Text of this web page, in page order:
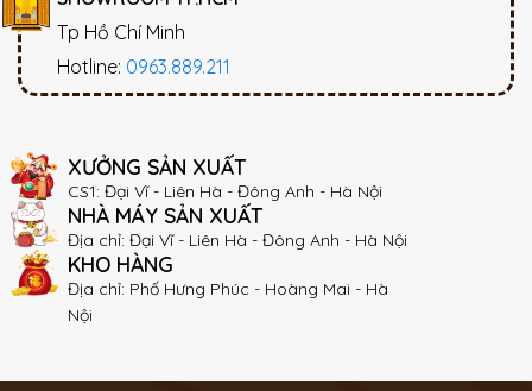
Tp Hồ Chí Minh
Hotline: 0963.889.211
XƯỞNG SẢN XUẤT
CS1: Đại Vĩ - Liên Hà - Đông Anh - Hà Nội
NHÀ MÁY SẢN XUẤT
Địa chỉ: Đại Vĩ - Liên Hà - Đông Anh - Hà Nội
KHO HÀNG
Địa chỉ: Phố Hưng Phúc - Hoàng Mai - Hà
Nội